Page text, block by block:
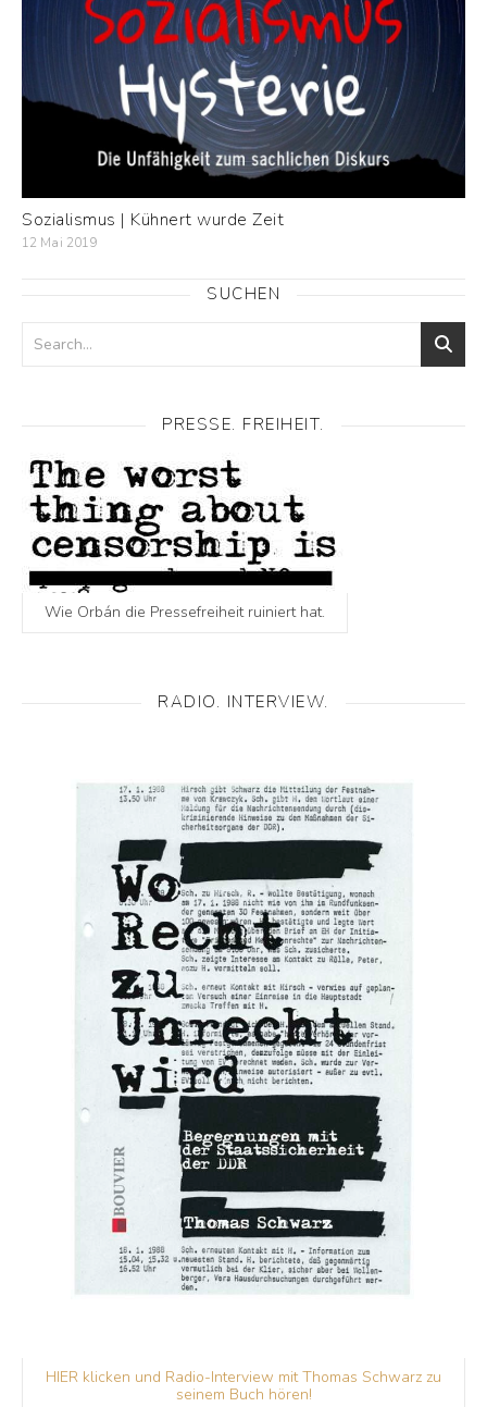
Sozialismus | Kühnert wurde Zeit
12 Mai 2019
SUCHEN
PRESSE. FREIHEIT.
Wie Orbán die Pressefreiheit ruiniert hat.
RADIO. INTERVIEW.
HIER klicken und Radio-Interview mit Thomas Schwarz zu
seinem Buch hören!